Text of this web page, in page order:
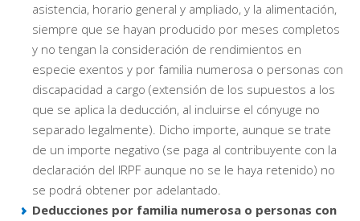
asistencia, horario general y ampliado, y la alimentación,
siempre que se hayan producido por meses completos
y no tengan la consideración de rendimientos en
especie exentos y por familia numerosa o personas con
discapacidad a cargo (extensión de los supuestos a los
que se aplica la deducción, al incluirse el cónyuge no
separado legalmente). Dicho importe, aunque se trate
de un importe negativo (se paga al contribuyente con la
declaración del IRPF aunque no se le haya retenido) no
se podrá obtener por adelantado.
Deducciones por familia numerosa o personas con